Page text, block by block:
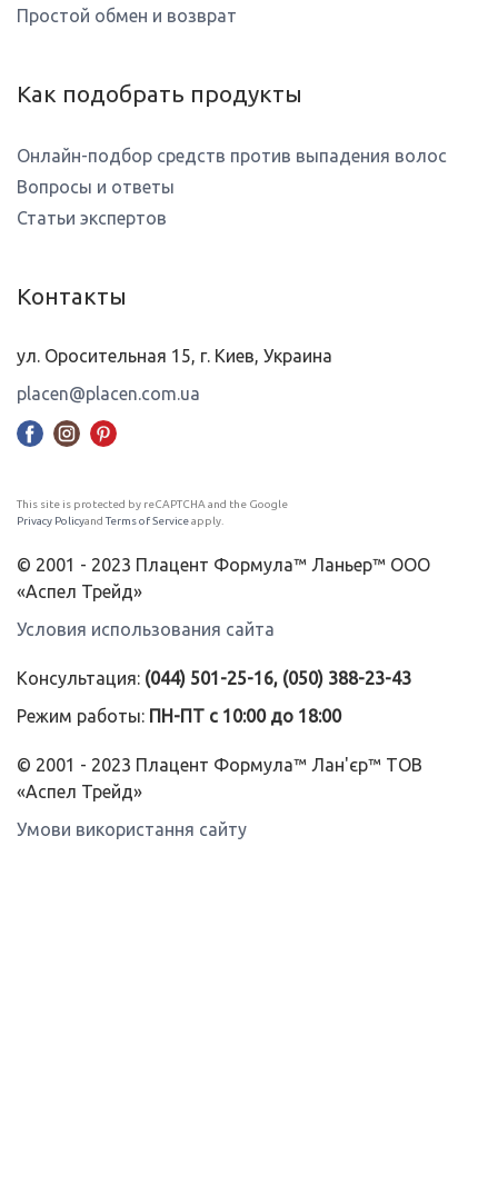
Простой обмен и возврат
Как подобрать продукты
Онлайн-подбор средств против выпадения волос
Вопросы и ответы
Статьи экспертов
Контакты
ул. Оросительная 15, г. Киев, Украина
placen@placen.com.ua
This site is protected by reCAPTCHA and the Google
Privacy Policyand Terms of Serviceapply.
© 2001 - 2023 Плацент Формула™ Ланьер™ ООО
«Аспел Трейд»
Условия использования сайта
Консультация: (044) 501-25-16, (050) 388-23-43
Режим работы: ПН-ПТ с 10:00 до 18:00
© 2001 - 2023 Плацент Формула™ Лан'єр™ ТОВ
«Аспел Трейд»
Умови використання сайту